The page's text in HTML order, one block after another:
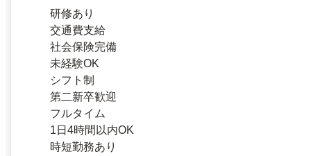
研修あり
交通費支給
社会保険完備
未経験OK
シフト制
第二新卒歓迎
フルタイム
1日4時間以内OK
時短勤務あり